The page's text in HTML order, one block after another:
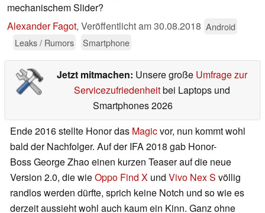
mechanischem Slider?
Alexander Fagot, Veröffentlicht am30.08.2018 Android
Leaks / Rumors
Smartphone
Jetzt mitmachen: Unsere große Umfrage zur
Servicezufriedenheitbei Laptops und
Smartphones 2026
Ende 2016 stellte Honor das Magicvor, nun kommt wohl
bald der Nachfolger. Auf der IFA 2018 gab Honor-
Boss George Zhao einen kurzen Teaser auf die neue
Version 2.0, die wieOppo Find X und Vivo Nex S völlig
randlos werden dürfte, sprich keine Notch und so wie es
derzeit aussieht wohl auch kaum ein Kinn. Ganz ohne